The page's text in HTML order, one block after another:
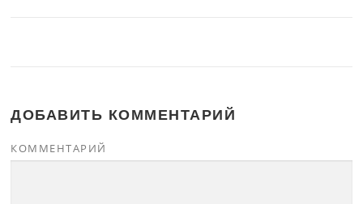
ДОБАВИТЬ КОММЕНТАРИЙ
КОММЕНТАРИЙ